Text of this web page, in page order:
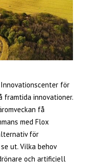
för
framtida innovationer.
få
med Flox
för
ut. Vilka behov
och artificiell